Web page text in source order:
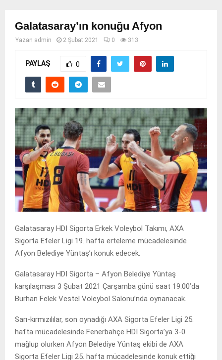
Galatasaray’ın konuğu Afyon
Yazan admin 2 Şubat 2021 0 313
PAYLAŞ 0
Galatasaray HDI Sigorta Erkek Voleybol Takımı, AXA
Sigorta Efeler Ligi 19. hafta erteleme mücadelesinde
Afyon Belediye Yüntaş’ı konuk edecek.
Galatasaray HDI Sigorta – Afyon Belediye Yüntaş
karşılaşması 3 Şubat 2021 Çarşamba günü saat 19.00’da
Burhan Felek Vestel Voleybol Salonu’nda oynanacak.
Sarı-kırmızılılar, son oynadığı AXA Sigorta Efeler Ligi 25.
hafta mücadelesinde Fenerbahçe HDI Sigorta’ya 3-0
mağlup olurken Afyon Belediye Yüntaş ekibi de AXA
Sigorta Efeler Ligi 25. hafta mücadelesinde konuk ettiği